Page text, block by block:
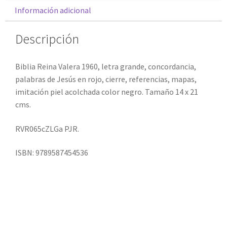
Información adicional
Descripción
Biblia Reina Valera 1960, letra grande, concordancia,
palabras de Jesús en rojo, cierre, referencias, mapas,
imitación piel acolchada color negro. Tamaño 14 x 21
cms.
RVR065cZLGa PJR.
ISBN: 9789587454536